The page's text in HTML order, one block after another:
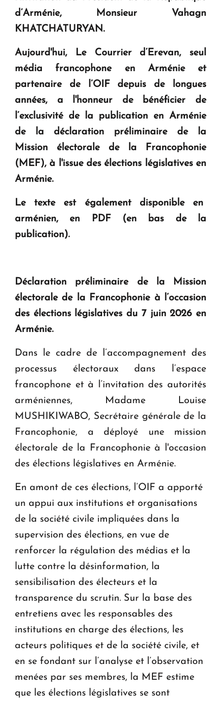
d’Arménie, Monsieur Vahagn
KHATCHATURYAN.
Aujourd'hui, Le Courrier d’Erevan, seul
média francophone en Arménie et
partenaire de l’OIF depuis de longues
années, a l'honneur de bénéficier de
l’exclusivité de la publication en Arménie
de la déclaration préliminaire de la
Mission électorale de la Francophonie
(MEF), à l'issue des élections législatives en
Arménie.
Le texte est également disponible en
arménien, en PDF (en bas de la
publication).
Déclaration préliminaire de la Mission
électorale de la Francophonie à l’occasion
des élections législatives du 7 juin 2026 en
Arménie.
Dans le cadre de l’accompagnement des
processus électoraux dans l’espace
francophone et à l’invitation des autorités
arméniennes, Madame Louise
MUSHIKIWABO, Secrétaire générale de la
Francophonie, a déployé une mission
électorale de la Francophonie à l'occasion
des élections législatives en Arménie.
En amont de ces élections, l’OIF a apporté
un appui aux institutions et organisations
de la société civile impliquées dans la
supervision des élections, en vue de
renforcer la régulation des médias et la
lutte contre la désinformation, la
sensibilisation des électeurs et la
transparence du scrutin. Sur la base des
entretiens avec les responsables des
institutions en charge des élections, les
acteurs politiques et de la société civile, et
en se fondant sur l’analyse et l’observation
menées par ses membres, la MEF estime
que les élections législatives se sont